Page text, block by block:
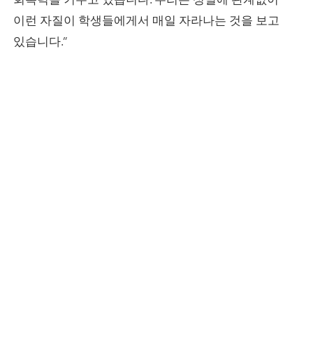
이런 자질이 학생들에게서 매일 자라나는 것을 보고
있습니다.”